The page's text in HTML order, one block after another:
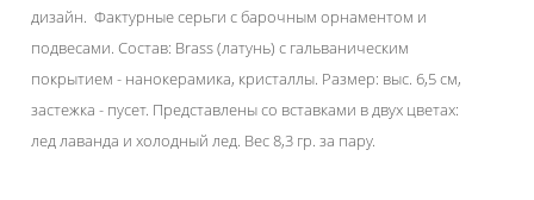
дизайн. Фактурные серьги с барочным орнаментом и
подвесами. Состав: Brass (латунь) с гальваническим
покрытием - нанокерамика, кристаллы. Размер: выс. 6,5 см,
застежка - пусет. Представлены со вставками в двух цветах:
лед лаванда и холодный лед. Вес 8,3 гр. за пару.